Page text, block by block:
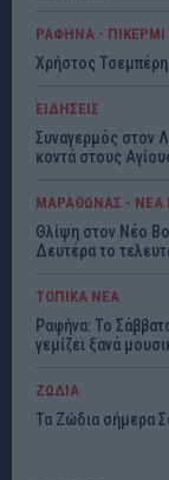
ΡΑΦΗΝΑ - ΠΙΚΕΡΜΙ
Χρήστος
ΕΙΔΗΣΕΙΣ
Συναγερμός στον
κοντά στους
ΜΑΡΑΘΩΝΑΣ - ΝΕΑ
Θλίψη στον Νέο
Δευτέρα το
ΤΟΠΙΚΑ ΝΕΑ
Ραφήνα: Το
γεμίζει ξανά
ΖΩΔΙΑ
Τα Ζώδια σήμερα